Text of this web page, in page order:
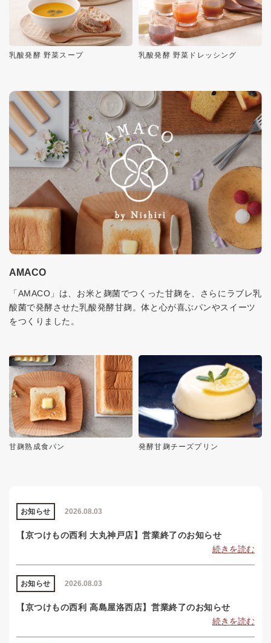
乳酸発酵 野菜スープ 乳酸発酵 野菜ドレッシング
AMACO
「AMACO」は、お米と麹菌でつくった甘麹を、さらにラブレ乳
酸菌で発酵させた乳酸発酵甘麹。体と心が喜ぶパンやスイーツ
をつくりました。
甘麹熟成食パン 発酵甘麹チーズプリン
2026.08.03
お知らせ
【京つけもの西利 大丸神戸店】営業終了のお知らせ
続きを読む
2026.08.03
お知らせ
【京つけもの西利 高島屋洛西店】営業終了のお知らせ
続きを読む